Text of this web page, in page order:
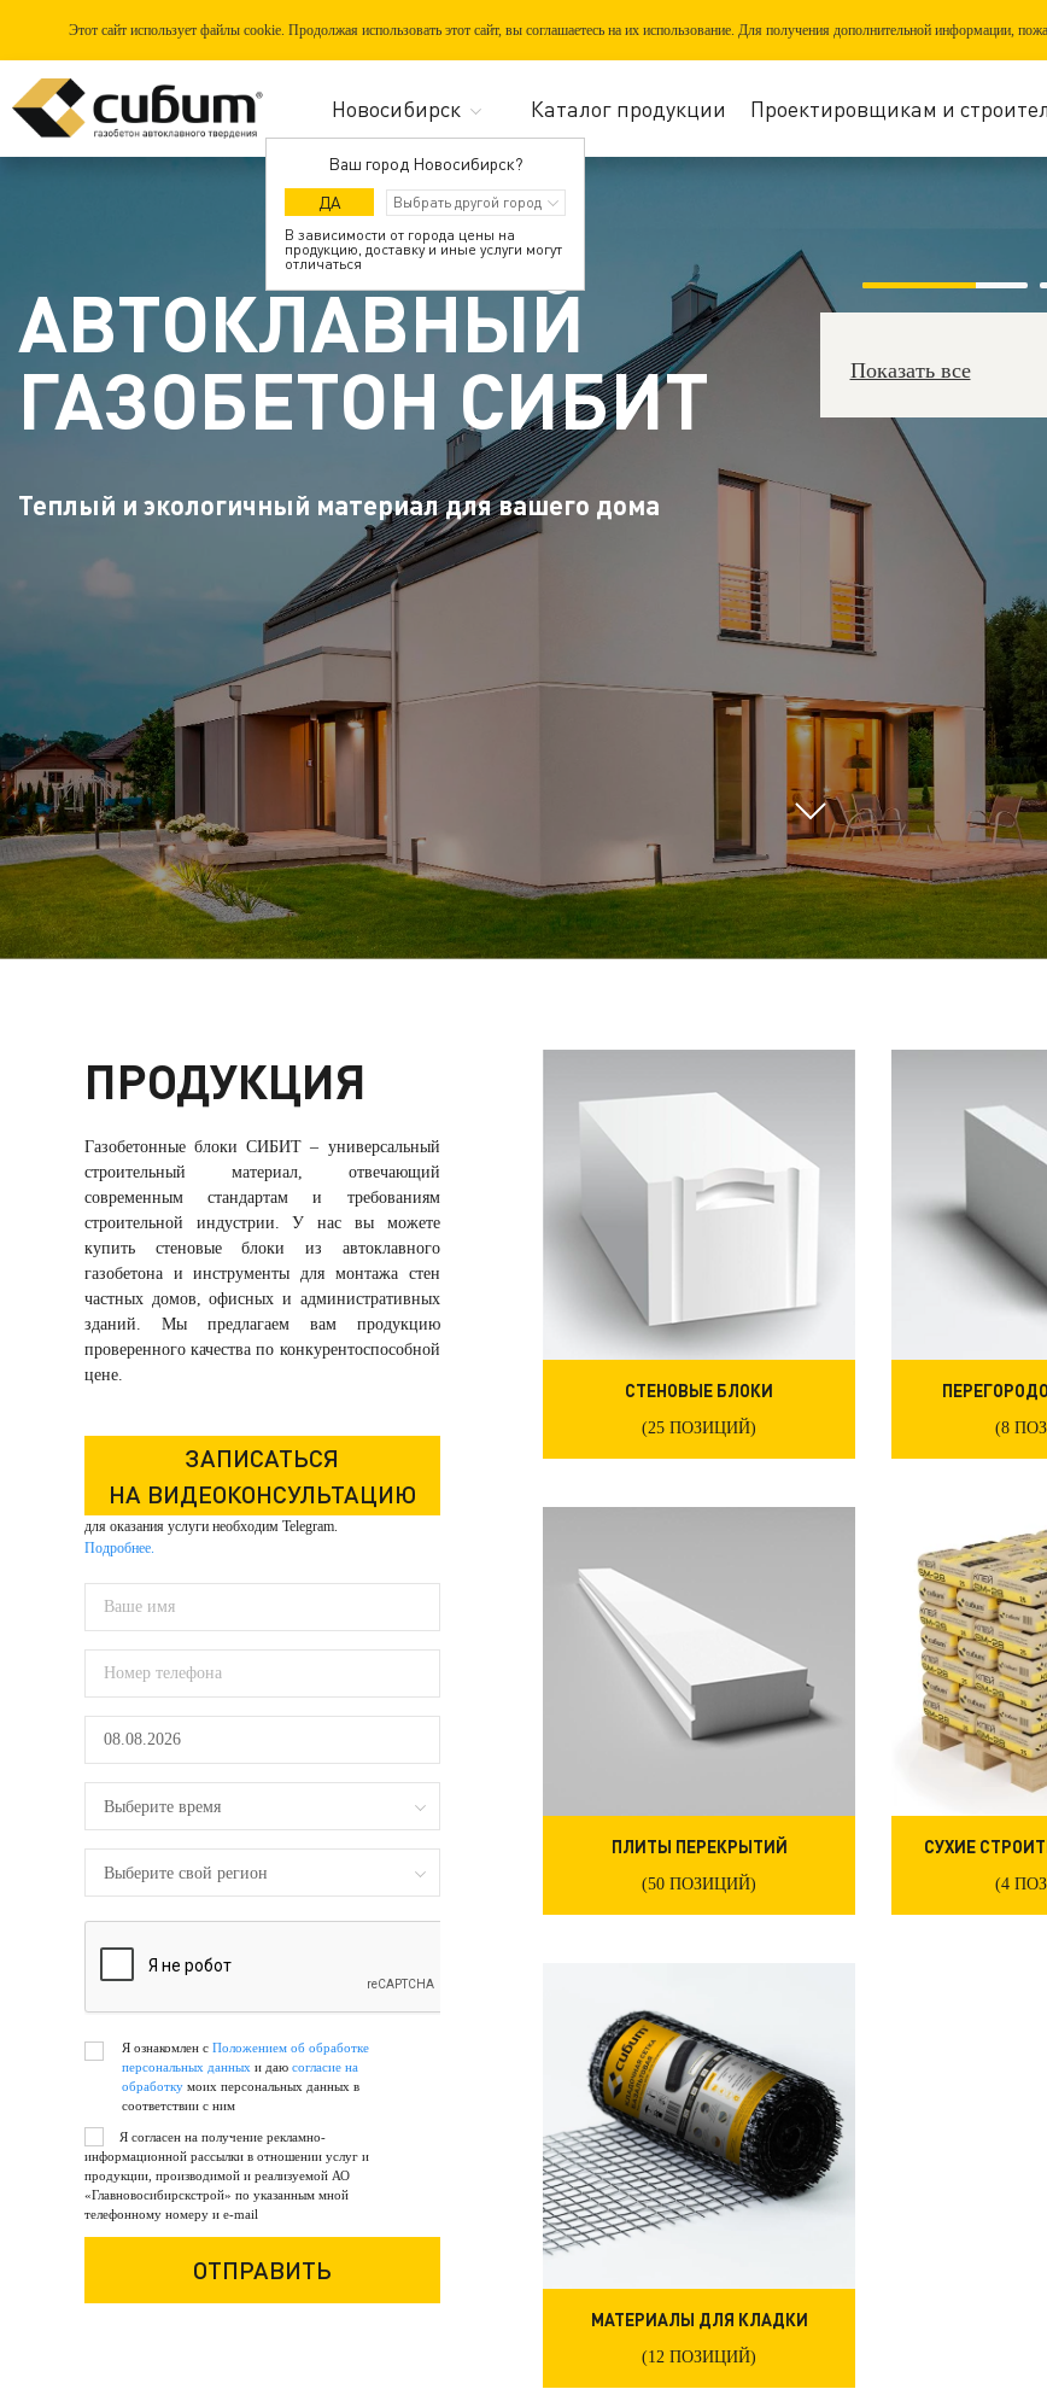
Этот сайт использует файлы cookie. Продолжая использовать этот сайт, вы соглашаетесь на их использование. Для получения дополнительной информации,
Ваш город Новосибирск?
ДА
В зависимости от города цены на
продукцию, доставку и иные услуги могут
отличаться
Каталог продукции Проектировщикам и
АВТОКЛАВНЫЙ
ГАЗОБЕТОН СИБИТ
Теплый и экологичный материал для вашего дома
Показать все
ПРОДУКЦИЯ
Газобетонные блоки СИБИТ – универсальный
строительный материал, отвечающий
современным стандартам и требованиям
строительной индустрии. У нас вы можете
купить стеновые блоки из автоклавного
газобетона и инструменты для монтажа стен
частных домов, офисных и административных
зданий. Мы предлагаем вам продукцию
проверенного качества по конкурентоспособной
цене.
ЗАПИСАТЬСЯ
НА ВИДЕОКОНСУЛЬТАЦИЮ
для оказания услуги необходим Telegram.
Подробнее.
Я ознакомлен с Положением об обработке
персональных данных и даю согласие на
обработку моих персональных данных в
соответствии с ним
Я согласен на получение рекламно-
информационной рассылки в отношении услуг и
продукции, производимой и реализуемой АО
«Главновосибирскстрой» по указанным мной
телефонному номеру и e-mail
СТЕНОВЫЕ БЛОКИ
(25 ПОЗИЦИЙ) (8
ПЛИТЫ ПЕРЕКРЫТИЙ
(50 ПОЗИЦИЙ)
СУХИЕ
(4
МАТЕРИАЛЫ ДЛЯ КЛАДКИ
(12 ПОЗИЦИЙ)